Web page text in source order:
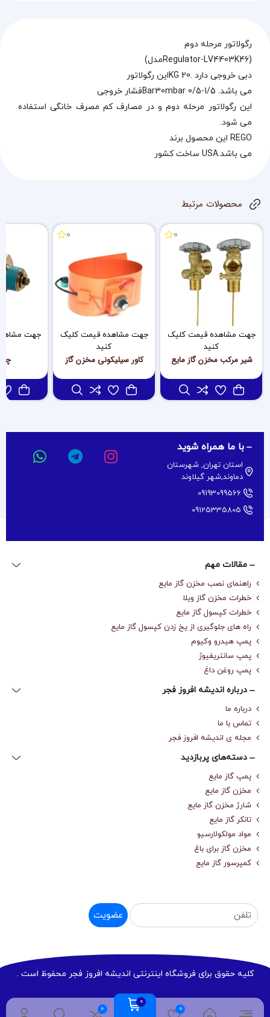
رگولاتور مرحله دوم
(Regulator-LV4403K46مدل)
دبی خروجی دارد .20 KGاین رگولاتور
می باشد. Bar30mbar 0/5-1/5فشار خروجی
​این رگولاتور مرحله دوم و در مصارف کم مصرف خانگی استفاده
می شود.
​REGO این محصول برند
می باشد.USA ساخت کشور
محصولات مرتبط
0
جهت مشاهده قیمت کلیک
کنید
شیر مرکب مخزن گاز مایع
0
جهت مشاهده قیمت کلیک
کنید
کاور سیلیکونی مخزن گاز
جهت
با ما همراه شوید
استان تهران, شهرستان
دماوند,شهر گیلاوند
09193099566
09125335805
مقالات مهم
راهنمای نصب مخزن گاز مایع
خطرات مخزن گاز ویلا
خطرات کپسول گاز مایع
راه های جلوگیری از یخ زدن کپسول گاز مایع
پمپ هیدرو وکیوم
پمپ سانتریفیوژ
پمپ روغن داغ
درباره‌ اندیشه افروز فجر
درباره‌ ما
تماس با ما
مجله‌ ی اندیشه افروز فجر
دسته‌های پربازدید
پمپ گاز مایع
مخزن گاز مایع
شارژ مخزن گاز مایع
تانکر گاز مایع
مواد مولکولارسیو
مخزن گاز برای باغ
کمپرسور گاز مایع
عضویت
کلیه حقوق برای فروشگاه اینترنتی اندیشه افروز فجر محفوظ است .